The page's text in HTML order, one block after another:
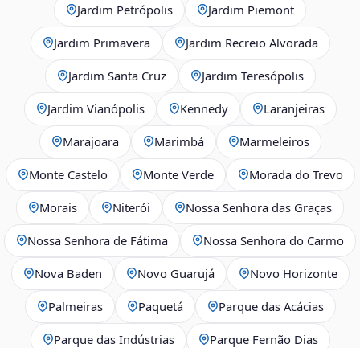
Jardim Petrópolis Jardim Piemont
Jardim Primavera Jardim Recreio Alvorada
Jardim Santa Cruz Jardim Teresópolis
Jardim Vianópolis Kennedy Laranjeiras
Marajoara Marimbá Marmeleiros
Monte Castelo Monte Verde Morada do Trevo
Morais Niterói Nossa Senhora das Graças
Nossa Senhora de Fátima Nossa Senhora do Carmo
Nova Baden Novo Guarujá Novo Horizonte
Palmeiras Paquetá Parque das Acácias
Parque das Indústrias Parque Fernão Dias